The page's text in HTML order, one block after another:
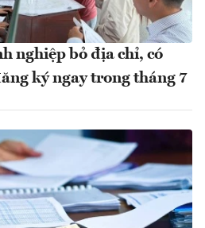
nghiệp bỏ địa chỉ, có
ký ngay trong tháng 7